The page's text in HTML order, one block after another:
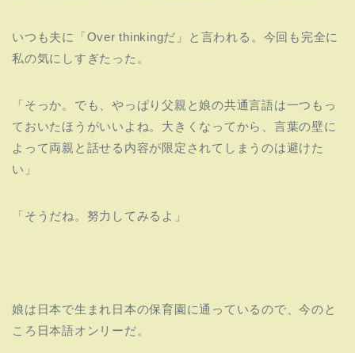
いつも夫に「Over thinkingだ」と言われる。 今回も完全に
私の気にしすぎたった。
「そっか。でも、やっぱり父親と娘の共通言語は一つもっ
ておいたほうがいいよね。 大きくなってから、 言葉の壁に
よって両親と話せる内容が限定されてしまうのは避けた
い」
「そうだね。努力してみるよ」
娘は日本で生まれ日本の保育園に通っているので、今のと
ころ日本語オンリーだ。